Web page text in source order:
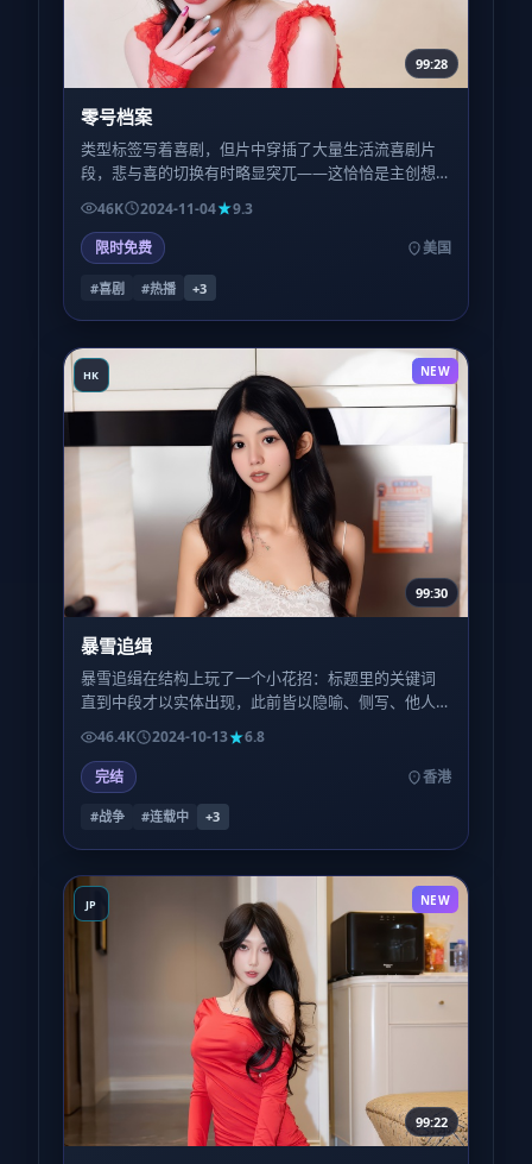
99:28
零号档案
类型标签写着喜剧，但片中穿插了大量生活流喜剧片
段，悲与喜的切换有时略显突兀——这恰恰是主创想
模拟的「真实日子里坏消息与冷笑话总是撞在同一班
车」。
46K 2024-11-04
9.3
限时免费
美国
#喜剧 #热播 +3
HK NEW
99:30
暴雪追缉
暴雪追缉在结构上玩了一个小花招：标题里的关键词
直到中段才以实体出现，此前皆以隐喻、侧写、他人
转述的方式游荡——留神对白里的每一个名词。
46.4K 2024-10-13
6.8
完结
香港
#战争 #连载中 +3
JP NEW
99:22